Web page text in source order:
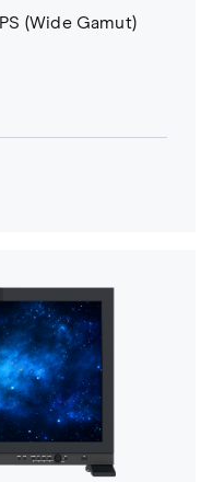
IPS (Wide Gamut)